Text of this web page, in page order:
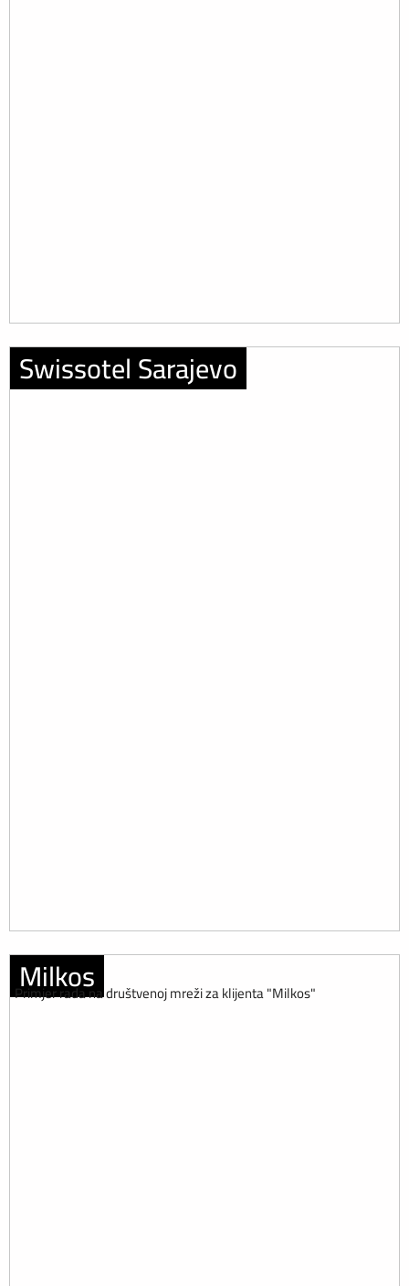
Swissotel Sarajevo
Milkos
Primjer rada na društvenoj mreži za klijenta "Milkos"